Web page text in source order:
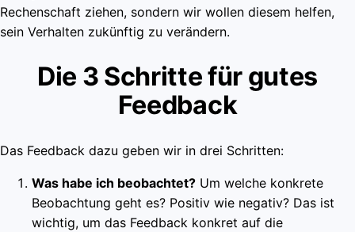
Rechenschaft ziehen, sondern wir wollen diesem helfen,
sein Verhalten zukünftig zu verändern.
Die 3 Schritte für gutes
Feedback
Das Feedback dazu geben wir in drei Schritten:
Was habe ich beobachtet? Um welche konkrete
Beobachtung geht es? Positiv wie negativ? Das ist
wichtig, um das Feedback konkret auf die